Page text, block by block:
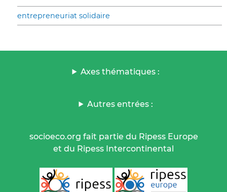
entrepreneuriat solidaire
Axes thématiques :
Autres entrées :
socioeco.org fait partie du Ripess Europe
et du Ripess Intercontinental